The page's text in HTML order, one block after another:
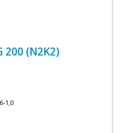
200 (N2K2)
1,0